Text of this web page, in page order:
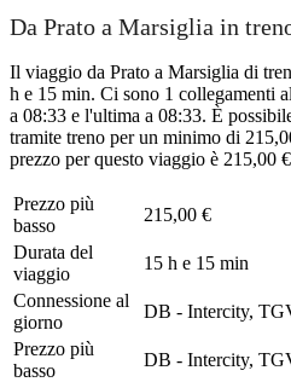
Da Prato a Marsiglia in
Il viaggio da Prato a Marsiglia di
h e 15 min. Ci sono 1 collegamenti
a 08:33 e l'ultima a 08:33. È
tramite treno per un minimo di
prezzo per questo viaggio è 215,00
Prezzo più
basso
215,00 €
Durata del
viaggio
15 h e 15 min
Connessione al
giorno
DB - Intercity,
Prezzo più
basso
DB - Intercity,